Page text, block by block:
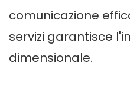
comunicazione
servizi garantisce
dimensionale.